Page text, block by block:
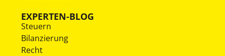
EXPERTEN-BLOG
Steuern
Bilanzierung
Recht